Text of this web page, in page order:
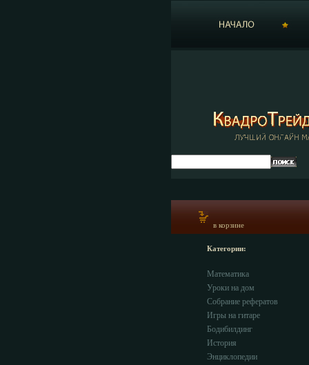
в корзине
Категории:
Математика
Уроки на дом
Собрание рефератов
Игры на гитаре
Бодибилдинг
История
Энциклопедии